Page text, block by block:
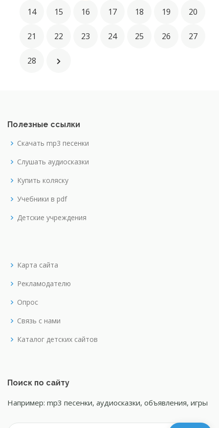
14 15 16 17 18 19 20
21 22 23 24 25 26 27
28
Полезные ссылки
Скачать mp3 песенки
Слушать аудиосказки
Купить коляску
Учебники в pdf
Детские учреждения
Карта сайта
Рекламодателю
Опрос
Связь с нами
Каталог детских сайтов
Поиск по сайту
Например: mp3 песенки, аудиосказки, объявления, игры